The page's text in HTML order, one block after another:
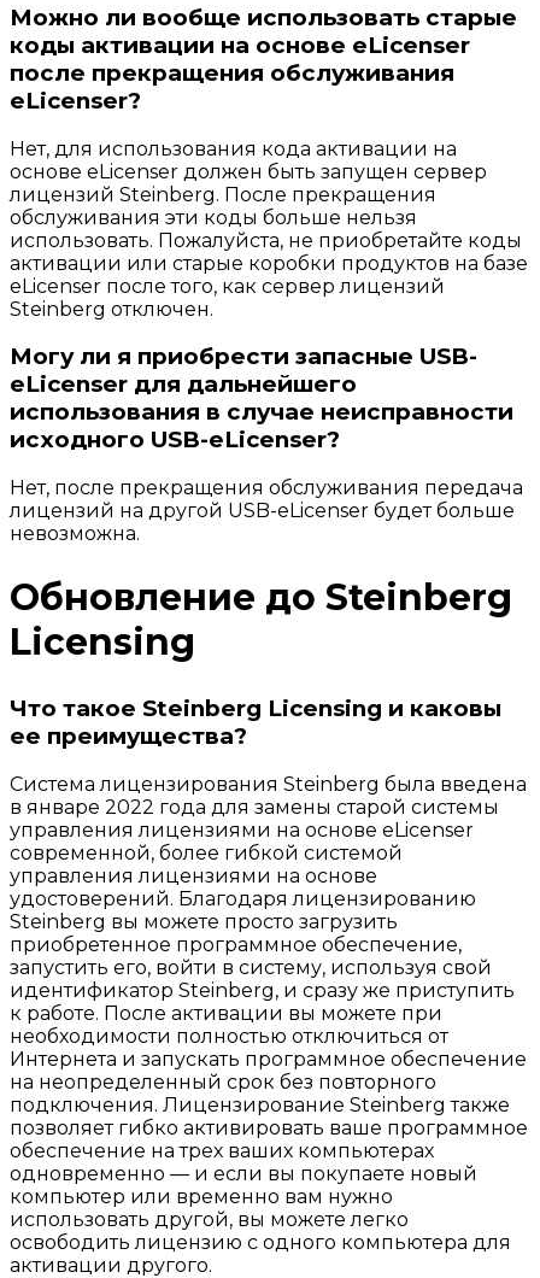
Можно ли вообще использовать старые
коды активации на основе eLicenser
после прекращения обслуживания
eLicenser?
Нет, для использования кода активации на
основе eLicenser должен быть запущен сервер
лицензий Steinberg. После прекращения
обслуживания эти коды больше нельзя
использовать. Пожалуйста, не приобретайте коды
активации или старые коробки продуктов на базе
eLicenser после того, как сервер лицензий
Steinberg отключен.
Могу ли я приобрести запасные USB-
eLicenser для дальнейшего
использования в случае неисправности
исходного USB-eLicenser?
Нет, после прекращения обслуживания передача
лицензий на другой USB-eLicenser будет больше
невозможна.
Обновление до Steinberg
Licensing
Что такое Steinberg Licensing и каковы
ее преимущества?
Система лицензирования Steinberg была введена
в январе 2022 года для замены старой системы
управления лицензиями на основе eLicenser
современной, более гибкой системой
управления лицензиями на основе
удостоверений. Благодаря лицензированию
Steinberg вы можете просто загрузить
приобретенное программное обеспечение,
запустить его, войти в систему, используя свой
идентификатор Steinberg, и сразу же приступить
к работе. После активации вы можете при
необходимости полностью отключиться от
Интернета и запускать программное обеспечение
на неопределенный срок без повторного
подключения. Лицензирование Steinberg также
позволяет гибко активировать ваше программное
обеспечение на трех ваших компьютерах
одновременно — и если вы покупаете новый
компьютер или временно вам нужно
использовать другой, вы можете легко
освободить лицензию с одного компьютера для
активации другого.